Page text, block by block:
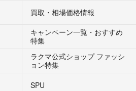
買取・相場価格情報
キャンペーン一覧・おすすめ
特集
ラクマ公式ショップ ファッシ
ョン特集
SPU